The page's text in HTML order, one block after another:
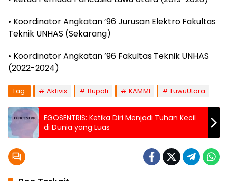
• Koordinator Angkatan ’96 Jurusan Elektro Fakultas
Teknik UNHAS (Sekarang)
• Koordinator Angkatan ’96 Fakultas Teknik UNHAS
(2022-2024)
Tag: Aktivis Bupati KAMMI LuwuUtara
EGOSENTRIS: Ketika Diri Menjadi Tuhan Kecil
di Dunia yang Luas